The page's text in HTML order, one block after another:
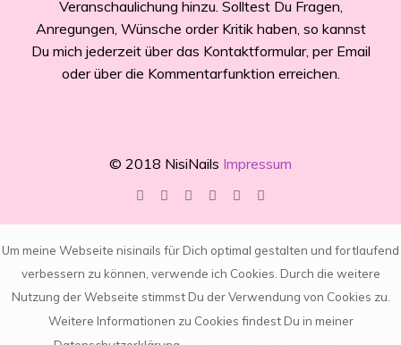
Veranschaulichung hinzu. Solltest Du Fragen,
Anregungen, Wünsche order Kritik haben, so kannst
Du mich jederzeit über das Kontaktformular, per Email
oder über die Kommentarfunktion erreichen.
© 2018 NisiNails Impressum
Um meine Webseite nisinails für Dich optimal gestalten und fortlaufend
verbessern zu können, verwende ich Cookies. Durch die weitere
Nutzung der Webseite stimmst Du der Verwendung von Cookies zu.
Weitere Informationen zu Cookies findest Du in meiner